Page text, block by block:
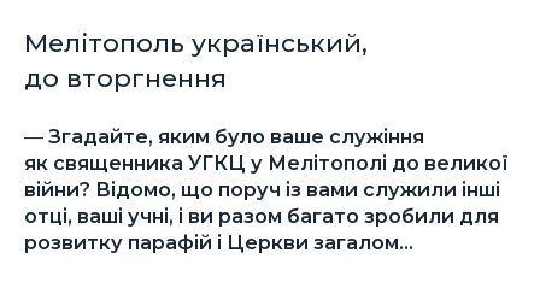
Мелітополь український,
до вторгнення
— Згадайте, яким було ваше служіння
як священника УГКЦ у Мелітополі до великої
війни? Відомо, що поруч із вами служили інші
отці, ваші учні, і ви разом багато зробили для
розвитку парафій і Церкви загалом…